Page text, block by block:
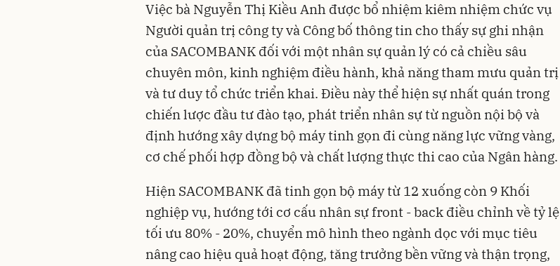
Việc bà Nguyễn Thị Kiều Anh được bổ nhiệm kiêm nhiệm chức vụ
Người quản trị công ty và Công bố thông tin cho thấy sự ghi nhận
của SACOMBANK đối với một nhân sự quản lý có cả chiều sâu
chuyên môn, kinh nghiệm điều hành, khả năng tham mưu quản trị
và tư duy tổ chức triển khai. Điều này thể hiện sự nhất quán trong
chiến lược đầu tư đào tạo, phát triển nhân sự từ nguồn nội bộ và
định hướng xây dựng bộ máy tinh gọn đi cùng năng lực vững vàng,
cơ chế phối hợp đồng bộ và chất lượng thực thi cao của Ngân hàng.
Hiện SACOMBANK đã tinh gọn bộ máy từ 12 xuống còn 9 Khối
nghiệp vụ, hướng tới cơ cấu nhân sự front - back điều chỉnh về tỷ lệ
tối ưu 80% - 20%, chuyển mô hình theo ngành dọc với mục tiêu
nâng cao hiệu quả hoạt động, tăng trưởng bền vững và thận trọng,